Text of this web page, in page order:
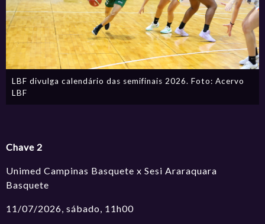
LBF divulga calendário das semifinais 2026. Foto: Acervo
LBF
Chave 2
Unimed Campinas Basquete x Sesi Araraquara
Basquete
11/07/2026, sábado, 11h00